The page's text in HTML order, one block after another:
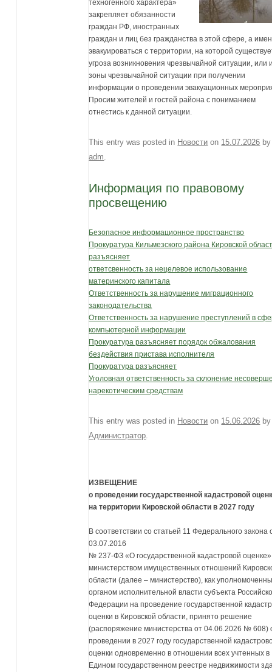
техногенного характера»
закрепляет обязанности
граждан РФ, иностранных
граждан и лиц без гражданства в этой сфере, а
эвакуироваться с территории, на которой
угроза возникновения чрезвычайной ситуации, или
зоны чрезвычайной ситуации при получении
информации о проведении эвакуационных
Просим жителей и гостей района с пониманием
отнестись к данной ситуации.
This entry was posted in Новости on 15.07.2026 by
adm
Информация по правовому
просвещению
Безопасное информационное пространство
Прокуратура Кильмезского района Кировской
разъясняет
ответсвенность за нецелевое использование
материнского капитала
Ответственность за нарушение миграционного
законодательства
Ответственность за нарушение преступлений в
компьютерной информации
Прокуратура разъясняет порядок обжалования
бездействия пристава исполнителя
Прокуратура разъясняет
Уголовная ответственность за склонение
нарекотическим средствам
This entry was posted in Новости on 15.06.2026 by
Администратор
ИЗВЕЩЕНИЕ
о проведении государственной кадастровой
на территории Кировской области в 2027 году
В соответствии со статьей 11 Федерального закона
03.07.2016
№ 237-ФЗ «О государственной кадастровой оценке»
министерством имущественных отношений
области (далее – министерство), как
органом исполнительной власти субъекта
Федерации на проведение государственной
оценки в Кировской области, принято решение
(распоряжение министерства от 04.06.2026 № 608)
проведении в 2027 году государственной
оценки одновременно в отношении всех учтенных в
Едином государственном реестре недвижимости